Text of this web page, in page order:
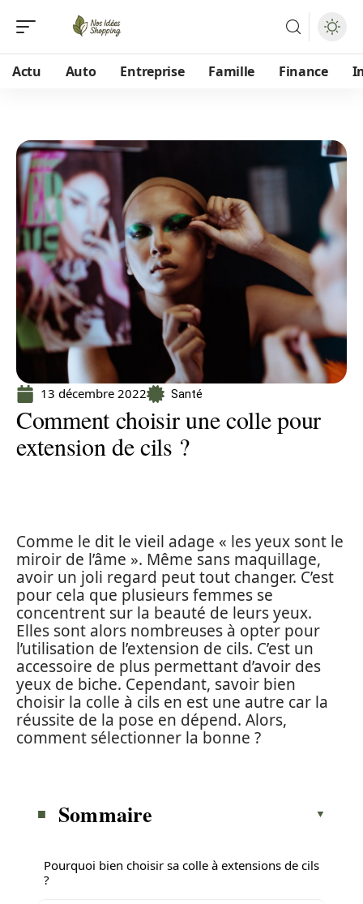
Actu Auto Entreprise Famille Finance
13 décembre 2022 Santé
Comment choisir une colle pour
extension de cils ?
Comme le dit le vieil adage « les yeux sont le
miroir de l’âme ». Même sans maquillage,
avoir un joli regard peut tout changer. C’est
pour cela que plusieurs femmes se
concentrent sur la beauté de leurs yeux.
Elles sont alors nombreuses à opter pour
l’utilisation de l’extension de cils. C’est un
accessoire de plus permettant d’avoir des
yeux de biche. Cependant, savoir bien
choisir la colle à cils en est une autre car la
réussite de la pose en dépend. Alors,
comment sélectionner la bonne ?
Sommaire
Pourquoi bien choisir sa colle à extensions de cils
?